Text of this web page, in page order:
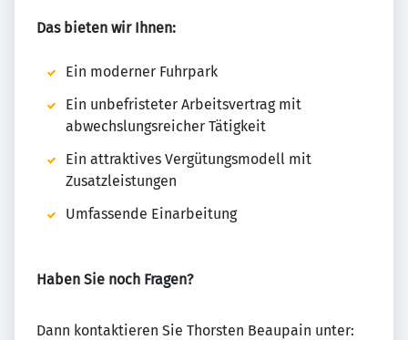
Das bieten wir Ihnen:
Ein moderner Fuhrpark
Ein unbefristeter Arbeitsvertrag mit
abwechslungsreicher Tätigkeit
Ein attraktives Vergütungsmodell mit
Zusatzleistungen
Umfassende Einarbeitung
Haben Sie noch Fragen?
Dann kontaktieren Sie Thorsten Beaupain unter: